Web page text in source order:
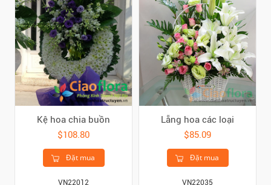
Kệ hoa chia buồn
$108.80
Đặt mua
VN22012
Lẵng hoa các loại
$85.09
Đặt mua
VN22035